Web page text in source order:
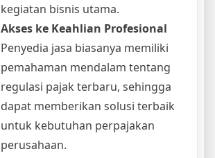
kegiatan bisnis utama.
Akses ke Keahlian Profesional
Penyedia jasa biasanya memiliki
pemahaman mendalam tentang
regulasi pajak terbaru, sehingga
dapat memberikan solusi terbaik
untuk kebutuhan perpajakan
perusahaan.